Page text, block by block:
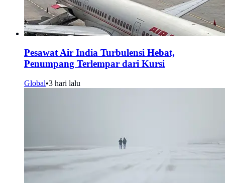
Pesawat Air India Turbulensi Hebat,
Penumpang Terlempar dari Kursi
Global•3 hari lalu